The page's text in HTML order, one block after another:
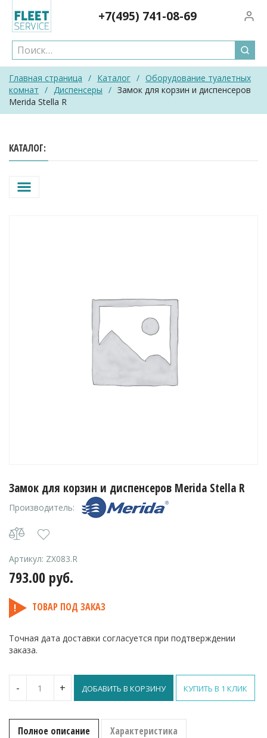
content
+7(495) 741-08-69
Главная страница / Каталог / Оборудование туалетных
комнат / Диспенсеры / Замок для корзин и диспенсеров
Merida Stella R
Замок для корзин и диспенсеров Merida Stella R
Производитель:
Артикул: ZX083.R
793.00 руб.
ТОВАР ПОД ЗАКАЗ
Точная дата доставки согласуется при подтверждении
заказа.
-
Замок
для
+ ДОБАВИТЬ В КОРЗИНУ КУПИТЬ В 1 КЛИК
Полное описание Характеристика
КАТАЛОГ